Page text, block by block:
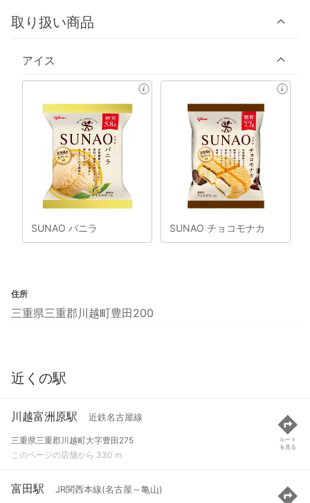
取り扱い商品
アイス
SUNAO バニラ SUNAO チョコモナカ
住所
三重県三重郡川越町豊田200
近くの駅
川越富洲原駅 近鉄名古屋線
三重県三重郡川越町大字豊田275
このページの店舗から 330 m
ルート
を見る
富田駅 JR関西本線(名古屋～亀山)